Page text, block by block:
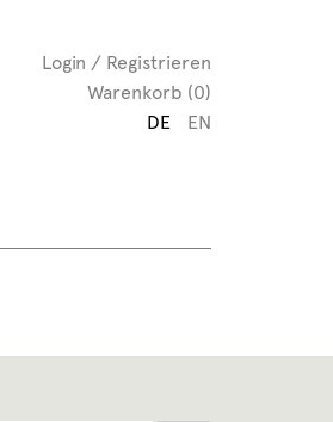
Login / Registrieren
Warenkorb (0)
DE
EN